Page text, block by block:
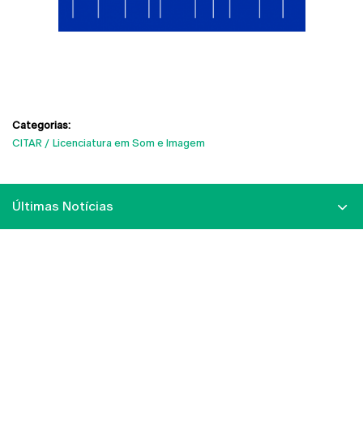
Categorias:
CITAR
Licenciatura em Som e Imagem
Últimas Notícias